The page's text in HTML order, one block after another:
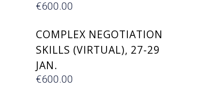
€600.00ΕΓΓΡΑΦΗ
COMPLEX NEGOTIATION
SKILLS (VIRTUAL), 27-29
JAN.
€600.00ΕΓΓΡΑΦΗ